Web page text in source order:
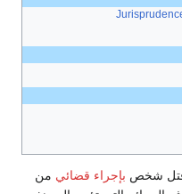
شخص بإجراء قضائي من